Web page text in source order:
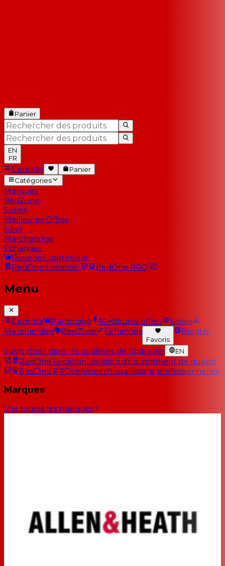
Panier
EN
FR
Compte
Panier
Catégories
Marques
RedZone
Séries
Meilleures Offres
Blog
Marchandise
Échanges
Devenez partenaire
RedOne Location RedOne PRO
Menu
Compte Partenaire Meilleures offres
Séries
Merchandise
RedZone Échanges
Favoris
BlogUn
coup d'oeil dans les coulisses de l'industrie EN
RedOne LocationLocation d'équipement de qualité
RedOne PROServices d'installations professionnelles
Marques
Voir toutes les marques